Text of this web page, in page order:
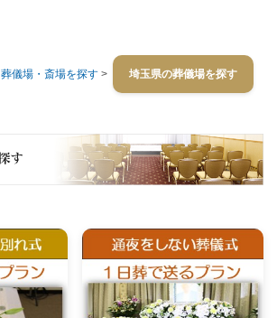
葬儀場・斎場を探す > 埼玉県の葬儀場を探す